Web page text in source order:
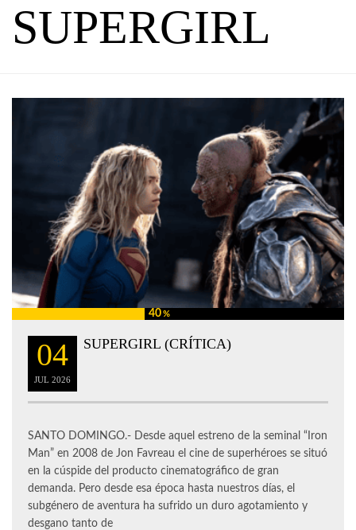
SUPERGIRL
40%
04
JUL 2026
SUPERGIRL (CRÍTICA)
SANTO DOMINGO.- Desde aquel estreno de la seminal “Iron
Man” en 2008 de Jon Favreau el cine de superhéroes se situó
en la cúspide del producto cinematográfico de gran
demanda. Pero desde esa época hasta nuestros días, el
subgénero de aventura ha sufrido un duro agotamiento y
desgano tanto de